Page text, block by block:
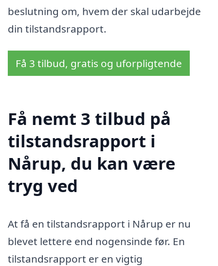
beslutning om, hvem der skal udarbejde
din tilstandsrapport.
Få 3 tilbud, gratis og uforpligtende
Få nemt 3 tilbud på
tilstandsrapport i
Nårup, du kan være
tryg ved
At få en tilstandsrapport i Nårup er nu
blevet lettere end nogensinde før. En
tilstandsrapport er en vigtig